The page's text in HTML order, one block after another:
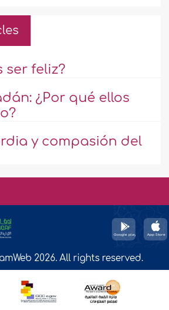
ser feliz?
¿Por qué ellos
y compasión del
2026. All rights reserved.